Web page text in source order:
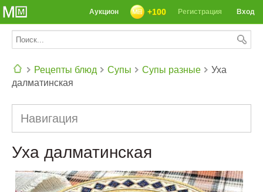
Вход
Регистрация
+100
Аукцион
Рецепты блюд Супы Супы разные
Уха
далматинская
Навигация
Уха далматинская